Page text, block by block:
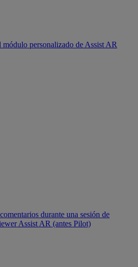
módulo personalizado de Assist AR
durante una sesión de
Assist AR (antes Pilot)